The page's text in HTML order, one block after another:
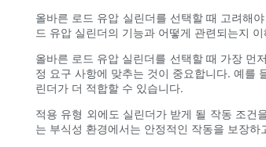
올바른 로드 유압 실린더를 선택할 때 고려해
드 유압 실린더의 기능과 어떻게 관련되는지
올바른 로드 유압 실린더를 선택할 때 가장 먼
정 요구 사항에 맞추는 것이 중요합니다. 예를
린더가 더 적합할 수 있습니다.
적용 유형 외에도 실린더가 받게 될 작동 조건
는 부식성 환경에서는 안정적인 작동을 보장